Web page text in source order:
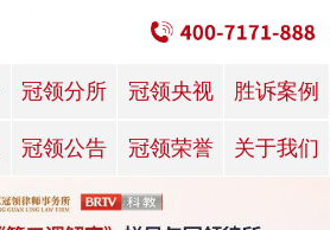
冠领分所 冠领央视 胜诉案例
冠领公告 冠领荣誉 关于我们